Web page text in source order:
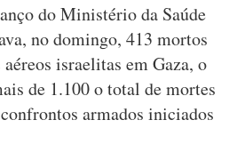
do Ministério da Saúde
no domingo, 413 mortos
israelitas em Gaza, o
de 1.100 o total de mortes
armados iniciados